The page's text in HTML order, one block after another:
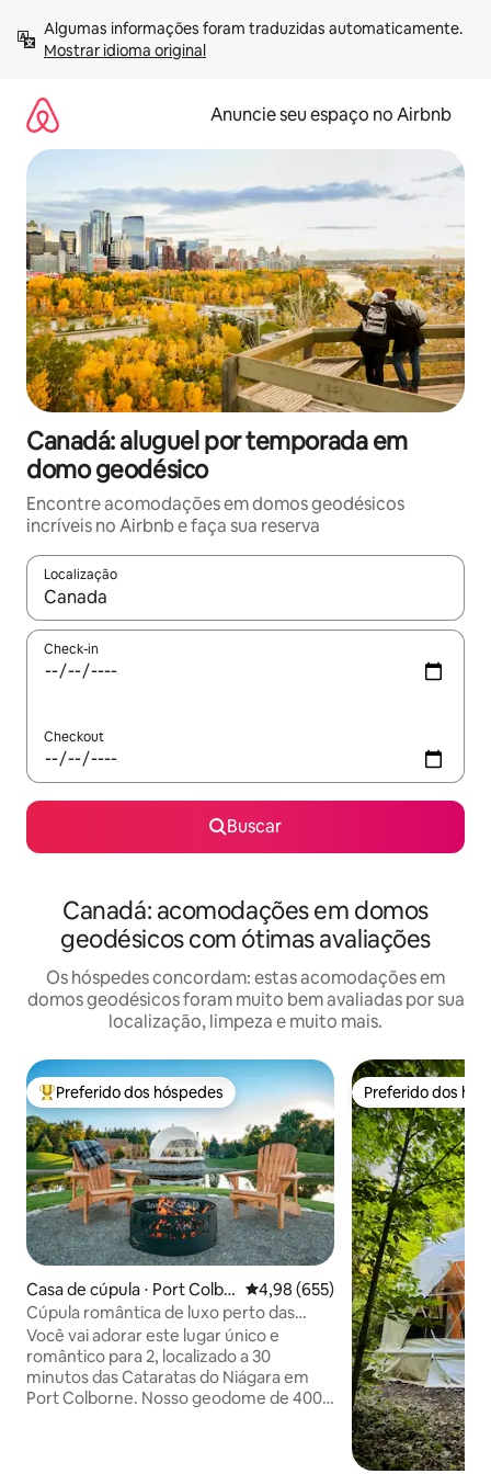
para
Mostrar idioma original
Anuncie seu espaço no Airbnb
Canadá: aluguel por temporada em
domo geodésico
Encontre acomodações em domos geodésicos
incríveis no Airbnb e faça sua reserva
Localização
Quando os resultados estiverem disponíveis, explore-os
Check-in
Checkout
Buscar
Canadá: acomodações em domos
geodésicos com ótimas avaliações
Os hóspedes concordam: estas acomodações em
domos geodésicos foram muito bem avaliadas por sua
localização, limpeza e muito mais.
Entre os melhores preferidos dos hóspedes
Preferido dos hóspedes
Casa de cúpula ⋅ Port Colbo
rne
4,98 de uma avaliação média de
4,98 (655)
Cúpula romântica de luxo perto das
Cataratas do Niágara
Você vai adorar este lugar único e
romântico para 2, localizado a 30
minutos das Cataratas do Niágara em
Port Colborne. Nosso geodome de 400
Preferido dos
Preferido dos